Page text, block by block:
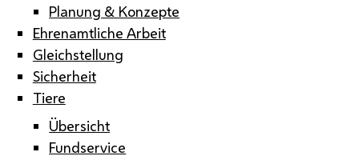
Planung & Konzepte
Ehrenamtliche Arbeit
Gleichstellung
Sicherheit
Tiere
Übersicht
Fundservice